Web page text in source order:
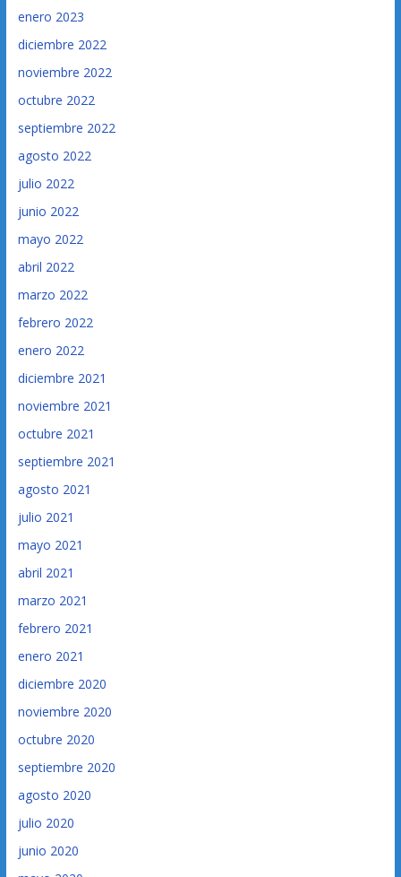
enero 2023
diciembre 2022
noviembre 2022
octubre 2022
septiembre 2022
agosto 2022
julio 2022
junio 2022
mayo 2022
abril 2022
marzo 2022
febrero 2022
enero 2022
diciembre 2021
noviembre 2021
octubre 2021
septiembre 2021
agosto 2021
julio 2021
mayo 2021
abril 2021
marzo 2021
febrero 2021
enero 2021
diciembre 2020
noviembre 2020
octubre 2020
septiembre 2020
agosto 2020
julio 2020
junio 2020